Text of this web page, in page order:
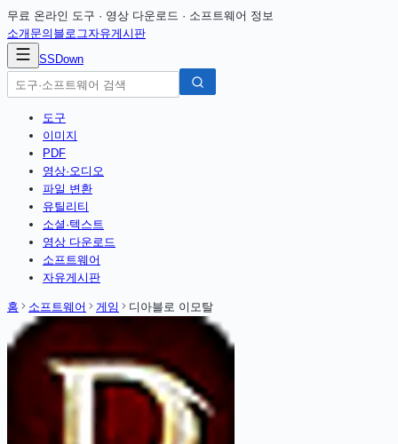
무료 온라인 도구 · 영상 다운로드 · 소프트웨어 정보
소개 문의 블로그자유게시판
SSDown
도구
이미지
PDF
영상·오디오
파일 변환
유틸리티
소셜·텍스트
영상 다운로드
소프트웨어
자유게시판
홈 소프트웨어 게임 디아블로 이모탈